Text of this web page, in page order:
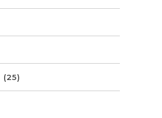
(25)